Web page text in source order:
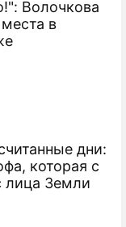
Волочкова
в
дни:
которая с
лица Земли
с младшим